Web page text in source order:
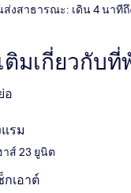
งสาธารณะ: เดิน 4 นาทีถึ
ติมเกี่ยวกับ
อ
รม
าส์ 23 ยูนิต
กเอาต์